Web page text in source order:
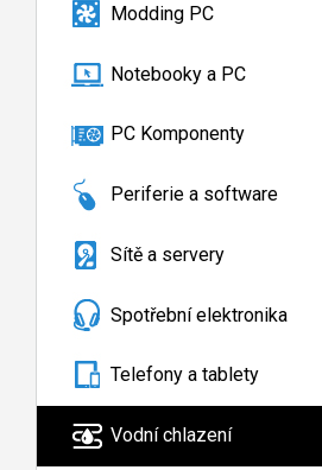
Modding PC
Notebooky a PC
PC Komponenty
Periferie a software
Sítě a servery
Spotřební elektronika
Telefony a tablety
Vodní chlazení